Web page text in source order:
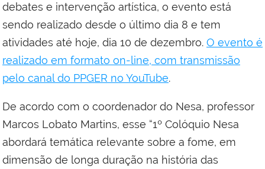
debates e intervenção artística, o evento está
sendo realizado desde o último dia 8 e tem
atividades até hoje, dia 10 de dezembro. O evento é
realizado em formato on-line, com transmissão
pelo canal do PPGER no YouTube.
De acordo com o coordenador do Nesa, professor
Marcos Lobato Martins, esse “1º Colóquio Nesa
abordará temática relevante sobre a fome, em
dimensão de longa duração na história das